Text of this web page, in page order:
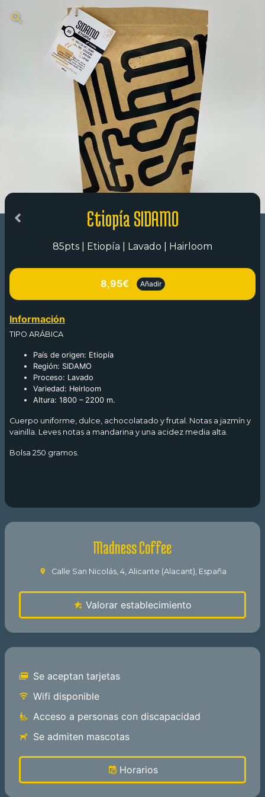
Etiopía SIDAMO
85pts | Etiopía | Lavado | Hairloom
8,95€ Añadir
Información
TIPO ARÁBICA
País de origen: Etiopía
Región: SIDAMO
Proceso: Lavado
Variedad: Heirloom
Altura: 1800 – 2200 m.
Cuerpo uniforme, dulce, achocolatado y frutal. Notas a jazmín y
vainilla. Leves notas a mandarina y una acidez media alta.
Bolsa 250 gramos.
Madness Coffee
Calle San Nicolás, 4, Alicante (Alacant), España
Valorar establecimiento
Se aceptan tarjetas
Wifi disponible
Acceso a personas con discapacidad
Se admiten mascotas
Horarios